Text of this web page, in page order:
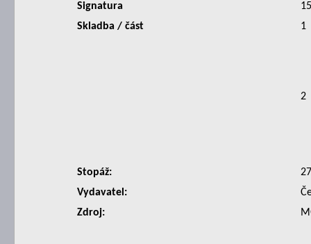
Signatura
Skladba / část
1
2
Stopáž:
Vydavatel:
Zdroj: